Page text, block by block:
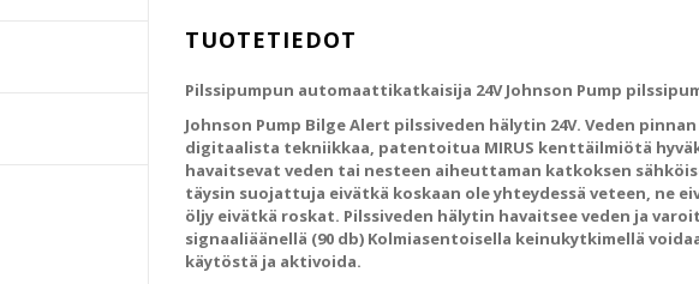
TUOTETIEDOT
Pilssipumpun automaattikatkaisija 24V Johnson Pump
Johnson Pump Bilge Alert pilssiveden hälytin 24V. Veden
digitaalista tekniikkaa, patentoitua MIRUS kenttäilmiötä
havaitsevat veden tai nesteen aiheuttaman katkoksen
täysin suojattuja eivätkä koskaan ole yhteydessä veteen, ne
öljy eivätkä roskat. Pilssiveden hälytin havaitsee veden ja
signaaliäänellä (90 db) Kolmiasentoisella keinukytkimellä
käytöstä ja aktivoida.